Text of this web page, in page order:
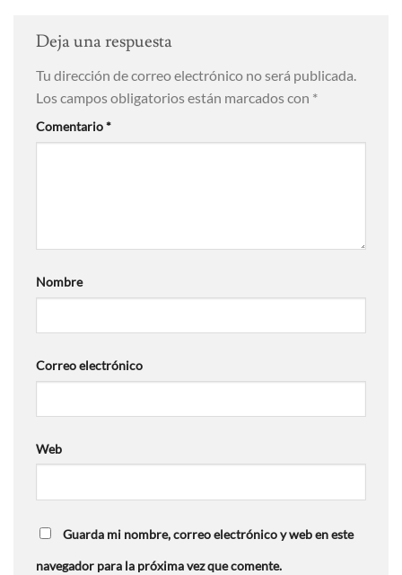
Deja una respuesta
Tu dirección de correo electrónico no será publicada.
Los campos obligatorios están marcados con *
Comentario*
Nombre
Correo electrónico
Web
Guarda mi nombre, correo electrónico y web en este
navegador para la próxima vez que comente.